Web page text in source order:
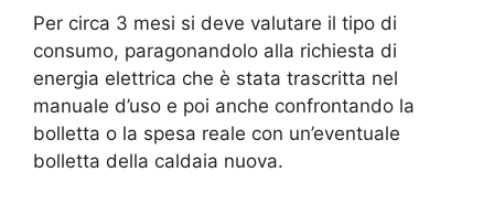
Per circa 3 mesi si deve valutare il tipo di
consumo, paragonandolo alla richiesta di
energia elettrica che è stata trascritta nel
manuale d’uso e poi anche confrontando la
bolletta o la spesa reale con un’eventuale
bolletta della caldaia nuova.